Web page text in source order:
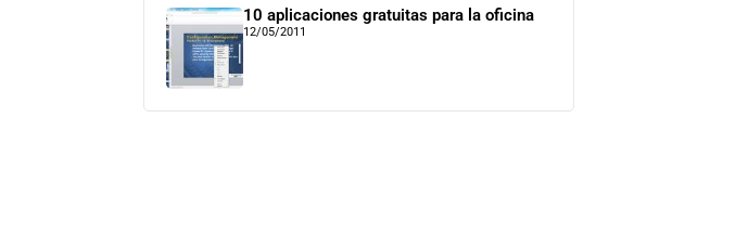
10 aplicaciones gratuitas para la oficina
12/05/2011